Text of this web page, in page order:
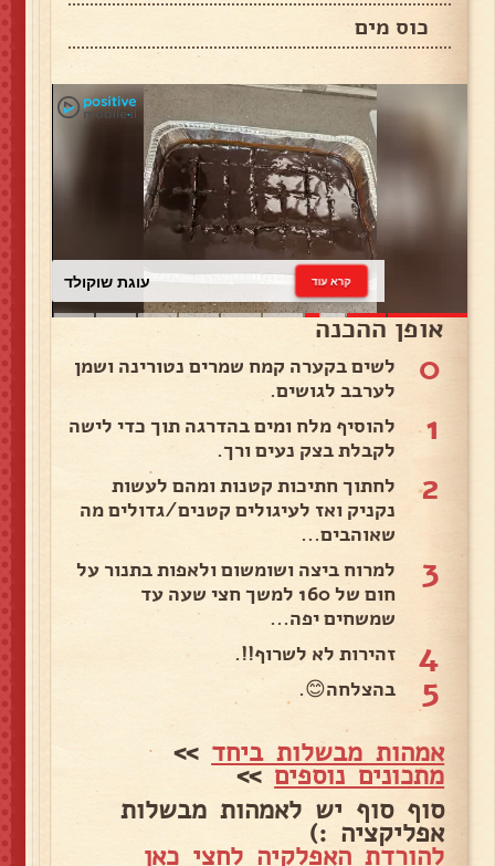
כוס מים
עוגת שוקולד קרא עוד
אופן ההכנה
0
לשים בקערה קמח שמרים נטורינה ושמן
לערבב לגושים.
1
להוסיף מלח ומים בהדרגה תוך כדי לישה
לקבלת בצק נעים ורך.
2
לחתוך חתיכות קטנות ומהם לעשות
נקניק ואז לעיגולים קטנים/גדולים מה
שאוהבים...
3
למרוח ביצה ושומשום ולאפות בתנור על
חום של 160 למשך חצי שעה עד
שמשחים יפה...
4 זהירות לא לשרוף!!.
5 בהצלחה😊.
אמהות מבשלות ביחד >>
מתכונים נוספים>>
סוף סוף יש לאמהות מבשלות
אפליקציה :)
להורדת האפלקיה לחצי כאן